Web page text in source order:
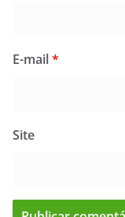
E-mail*
Site